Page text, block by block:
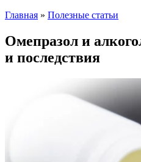
Главная » Полезные статьи
Омепразол и
и последствия